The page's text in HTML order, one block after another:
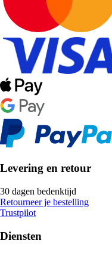
Levering en retour
30 dagen bedenktijd
Retourneer je bestelling
Trustpilot
Diensten